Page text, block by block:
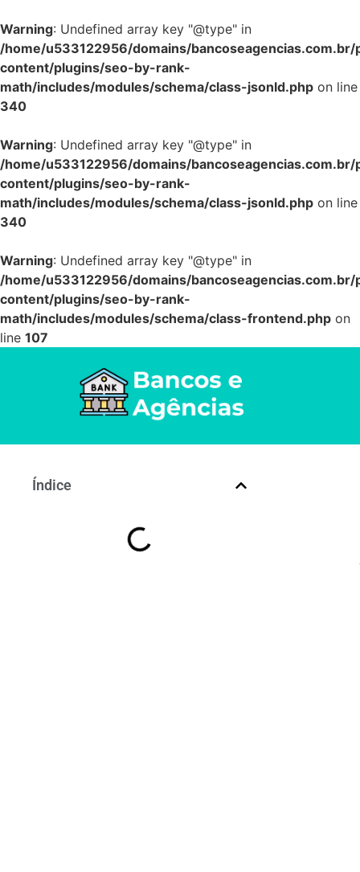
Warning: Undefined array key "@type" in
/home/u533122956/domains/
content/plugins/seo-by-rank-
math/includes/modules/schema/class-jsonld.php on line
340
Warning: Undefined array key "@type" in
/home/u533122956/domains/
content/plugins/seo-by-rank-
math/includes/modules/schema/class-jsonld.php on line
340
Warning: Undefined array key "@type" in
/home/u533122956/domains/
content/plugins/seo-by-rank-
math/includes/modules/schema/class-frontend.php on
line 107
Índice